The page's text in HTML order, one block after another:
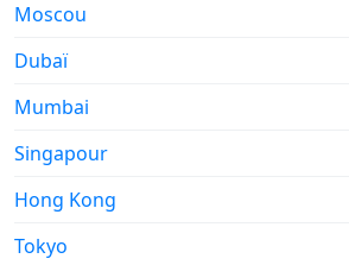
Moscou
Dubaï
Mumbai
Singapour
Hong Kong
Tokyo